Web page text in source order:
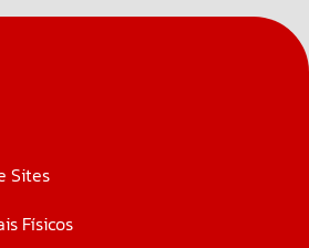
Sites
Físicos